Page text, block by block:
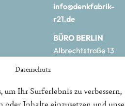
Datenschutz
Ihr Surferlebnis zu verbessern,
info@denkfabrik-
r21.de
BÜRO BERLIN
Albrechtstraße 13
r21.de